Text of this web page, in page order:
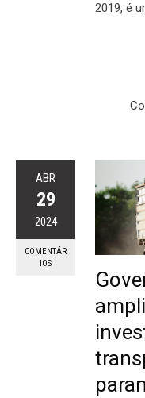
2019, é
ABR
29
2024
COMENTÁR
IOS